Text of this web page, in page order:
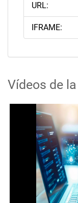
URL:
IFRAME:
Vídeos de